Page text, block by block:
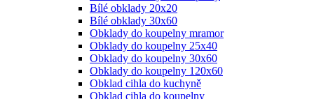
Bílé obklady 20x20
Bílé obklady 30x60
Obklady do koupelny mramor
Obklady do koupelny 25x40
Obklady do koupelny 30x60
Obklady do koupelny 120x60
Obklad cihla do kuchyně
Obklad cihla do koupelny